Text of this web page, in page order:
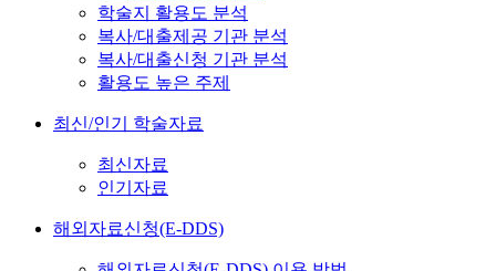
학술지 활용도 분석
복사/대출제공 기관 분석
복사/대출신청 기관 분석
활용도 높은 주제
최신/인기 학술자료
최신자료
인기자료
해외자료신청(E-DDS)